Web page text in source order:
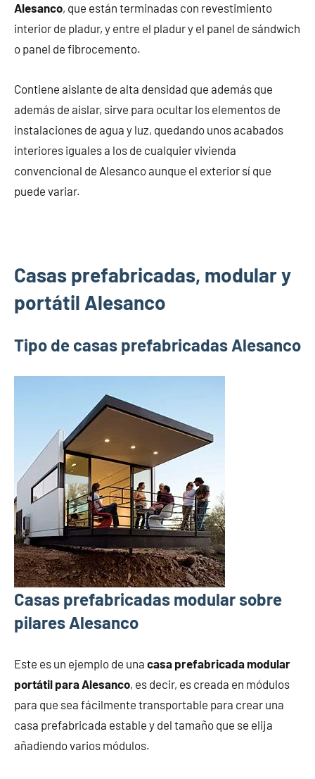
Alesanco, que están terminadas con revestimiento
interior de pladur, y entre el pladur y el panel de sándwich
o panel de fibrocemento.
Contiene aislante de alta densidad que además que
además de aislar, sirve para ocultar los elementos de
instalaciones de agua y luz, quedando unos acabados
interiores iguales a los de cualquier vivienda
convencional de Alesanco aunque el exterior sí que
puede variar.
Casas prefabricadas, modular y
portátil Alesanco
Tipo de casas prefabricadas Alesanco
Casas prefabricadas modular sobre
pilares Alesanco
Este es un ejemplo de una casa prefabricada modular
portátil para Alesanco, es decir, es creada en módulos
para que sea fácilmente transportable para crear una
casa prefabricada estable y del tamaño que se elija
añadiendo varios módulos.